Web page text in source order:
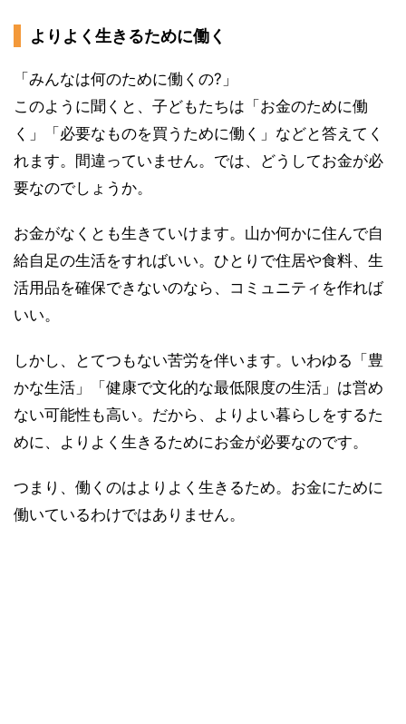
よりよく生きるために働く
「みんなは何のために働くの?」
このように聞くと、子どもたちは「お金のために働
く」「必要なものを買うために働く」などと答えてく
れます。間違っていません。では、どうしてお金が必
要なのでしょうか。
お金がなくとも生きていけます。山か何かに住んで自
給自足の生活をすればいい。ひとりで住居や食料、生
活用品を確保できないのなら、コミュニティを作れば
いい。
しかし、とてつもない苦労を伴います。いわゆる「豊
かな生活」「健康で文化的な最低限度の生活」は営め
ない可能性も高い。だから、よりよい暮らしをするた
めに、よりよく生きるためにお金が必要なのです。
つまり、働くのはよりよく生きるため。お金にために
働いているわけではありません。